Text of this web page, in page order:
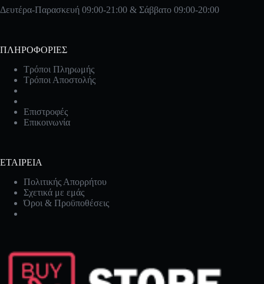
Δευτέρα-Παρασκευή 09:00-21:00 & Σάββατο 09:00-20:00
ΠΛΗΡΟΦΟΡΙΕΣ
Τρόποι Πληρωμής
Τρόποι Αποστολής
Επιστροφές
Επικοινωνία
ΕΤΑΙΡΕΙΑ
Πολιτικής Απορρήτου
Σχετικά με εμάς
Όροι & Προϋποθέσεις